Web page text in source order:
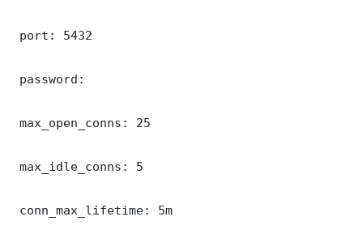
port: 5432
password:
max_open_conns: 25
max_idle_conns: 5
conn_max_lifetime: 5m